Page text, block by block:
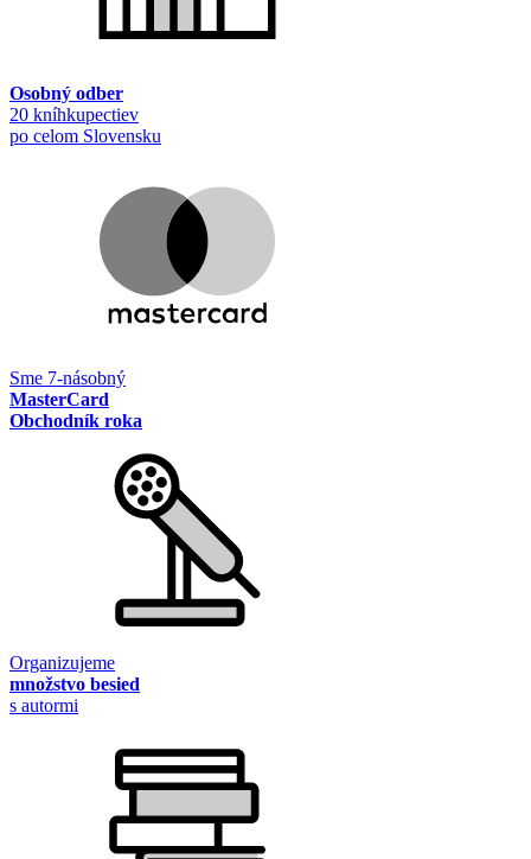
Osobný odber
20 kníhkupectiev
po celom Slovensku
Sme 7-násobný
MasterCard
Obchodník roka
Organizujeme
množstvo besied
s autormi